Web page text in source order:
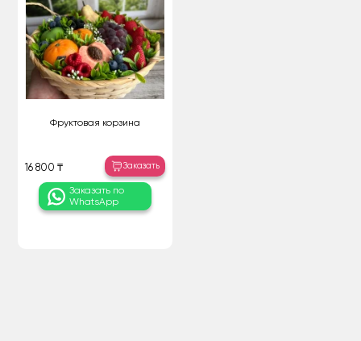
Фруктовая корзина
16 800 ₸ Заказать
Заказать по
WhatsApp